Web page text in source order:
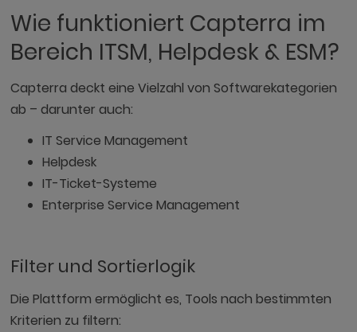
Wie funktioniert Capterra im
Bereich ITSM, Helpdesk & ESM?
Capterra deckt eine Vielzahl von Softwarekategorien
ab – darunter auch:
IT Service Management
Helpdesk
IT-Ticket-Systeme
Enterprise Service Management
Filter und Sortierlogik
Die Plattform ermöglicht es, Tools nach bestimmten
Kriterien zu filtern: